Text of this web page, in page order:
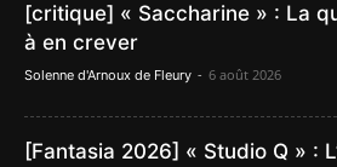
[critique] « Saccharine » : La
à en crever
Solenne d'Arnoux de Fleury - 6 août 2026
[Fantasia 2026] « Studio Q » :